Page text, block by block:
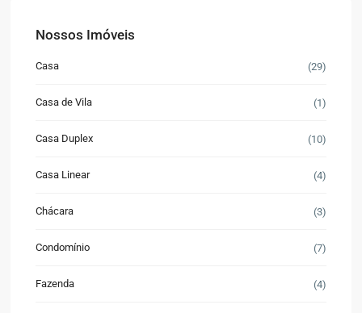
Nossos Imóveis
Casa (29)
Casa de Vila (1)
Casa Duplex (10)
Casa Linear (4)
Chácara (3)
Condomínio (7)
Fazenda (4)